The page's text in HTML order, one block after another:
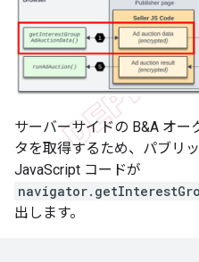
サーバーサイドの B&A オー
タを取得するため、パブリ
JavaScript コードが
出します。